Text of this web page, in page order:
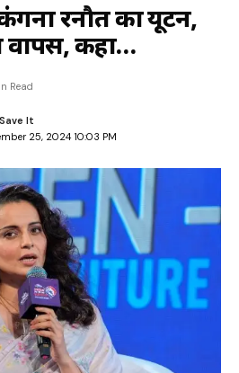
रनौत का यूटर्न,
वापस, कहा…
25, 2024 10:03 PM
Read